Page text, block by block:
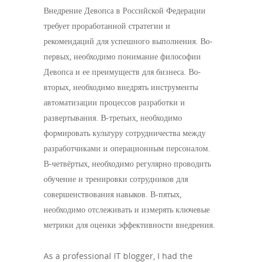
Внедрение Девопса в Российской Федерации
требует проработанной стратегии и
рекомендаций для успешного выполнения. Во-
первых, необходимо понимание философии
Девопса и ее преимуществ для бизнеса. Во-
вторых, необходимо внедрять инструменты
автоматизации процессов разработки и
развертывания. В-третьих, необходимо
формировать культуру сотрудничества между
разработчиками и операционным персоналом.
В-четвёртых, необходимо регулярно проводить
обучение и тренировки сотрудников для
совершенствования навыков. В-пятых,
необходимо отслеживать и измерять ключевые
метрики для оценки эффективности внедрения.
As a professional IT blogger, I had the